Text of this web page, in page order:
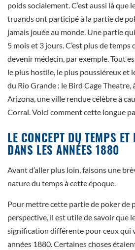
poids socialement. C’est aussi là que
truands ont participé à la partie de
jamais jouée au monde. Une partie
5 mois et 3 jours. C’est plus de temps
devenir médecin, par exemple. Tout
le plus hostile, le plus poussiéreux et
du Rio Grande : le Bird Cage Theatre,
Arizona, une ville rendue célèbre à
Corral. Voici comment cette longue
LE CONCEPT DU TEMPS ET
DANS LES ANNÉES 1880
Avant d’aller plus loin, faisons une
nature du temps à cette époque.
Pour mettre cette partie de poker de
perspective, il est utile de savoir que
signification différente pour ceux qui
années 1880. Certaines choses